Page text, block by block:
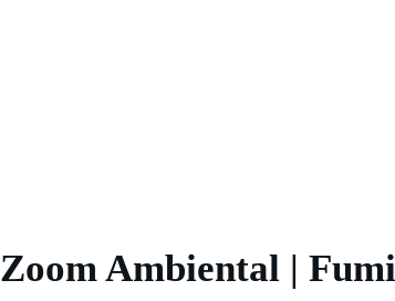
Zoom Ambiental |